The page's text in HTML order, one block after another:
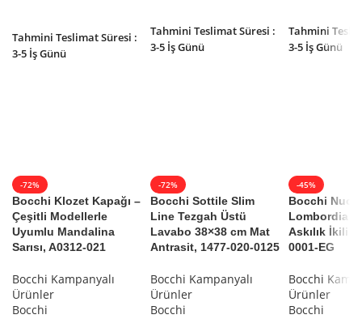
Tahmini Teslimat Süresi :
3-5 İş Günü
Tahmini Teslimat Süresi :
3-5 İş Günü
Tahmini
3-5 İş Günü
-72%
Bocchi Klozet Kapağı –
Çeşitli Modellerle
Uyumlu Mandalina
Sarısı, A0312-021
Bocchi Kampanyalı
Ürünler
Bocchi
-72%
Bocchi Sottile Slim
Line Tezgah Üstü
Lavabo 38×38 cm Mat
Antrasit, 1477-020-0125
Bocchi Kampanyalı
Ürünler
Bocchi
-45%
Bocchi
Lombordia
Askılık İkili
0001-EG
Bocchi
Ürünler
Bocchi